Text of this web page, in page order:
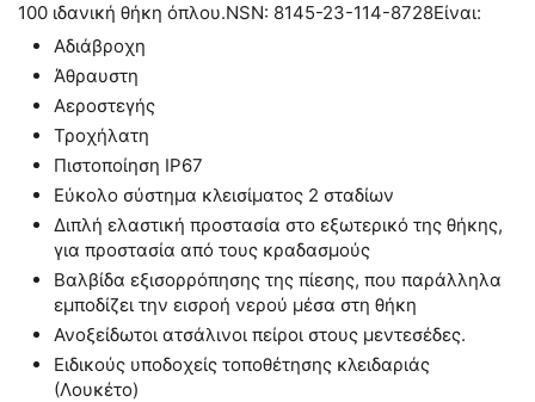
100 ιδανική θήκη όπλου.NSN: 8145-23-114-8728Είναι:
Αδιάβροχη
Άθραυστη
Αεροστεγής
Τροχήλατη
Πιστοποίηση IP67
Εύκολο σύστημα κλεισίματος 2 σταδίων
Διπλή ελαστική προστασία στο εξωτερικό της θήκης,
για προστασία από τους κραδασμούς
Βαλβίδα εξισορρόπησης της πίεσης, που παράλληλα
εμποδίζει την εισροή νερού μέσα στη θήκη
Ανοξείδωτοι ατσάλινοι πείροι στους μεντεσέδες.
Ειδικούς υποδοχείς τοποθέτησης κλειδαριάς
(Λουκέτο)